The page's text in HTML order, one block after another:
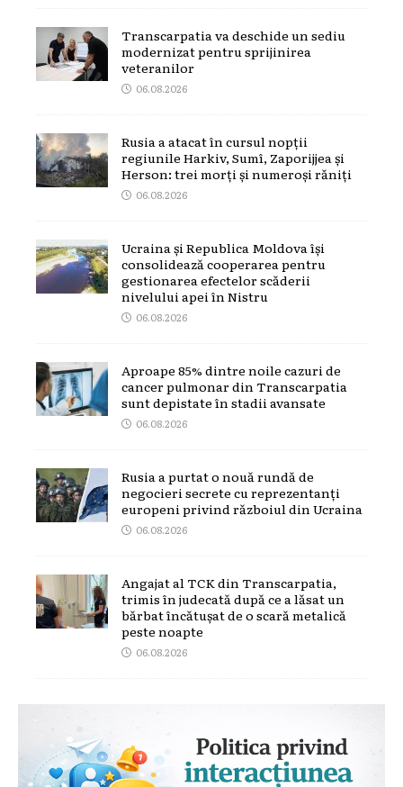
Transcarpatia va deschide un sediu
modernizat pentru sprijinirea
veteranilor
06.08.2026
Rusia a atacat în cursul nopții
regiunile Harkiv, Sumî, Zaporijjea și
Herson: trei morți și numeroși răniți
06.08.2026
Ucraina și Republica Moldova își
consolidează cooperarea pentru
gestionarea efectelor scăderii
nivelului apei în Nistru
06.08.2026
Aproape 85% dintre noile cazuri de
cancer pulmonar din Transcarpatia
sunt depistate în stadii avansate
06.08.2026
Rusia a purtat o nouă rundă de
negocieri secrete cu reprezentanți
europeni privind războiul din Ucraina
06.08.2026
Angajat al TCK din Transcarpatia,
trimis în judecată după ce a lăsat un
bărbat încătușat de o scară metalică
peste noapte
06.08.2026